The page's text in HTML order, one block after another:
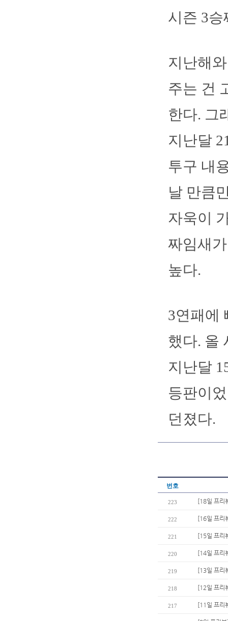
시즌 3
지난해
주는 건
한다. 그
지난달
투구 내
날 만큼
자욱이
짜임새
높다.
3연패에
했다. 올
지난달
등판이
던졌다.
번호
223 [18일 프리
222 [16일 프리
221 [15일 프리
220 [14일 프리
219 [13일 프리
218 [12일 프리
217 [11일 프리